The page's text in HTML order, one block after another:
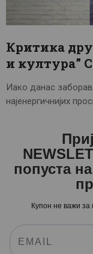
Критика
и култура”
Иако данас
најенергичнијих
попуста
Купон не важи за